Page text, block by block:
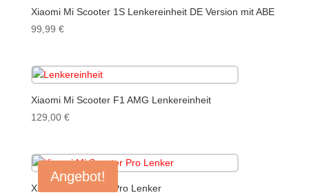
Xiaomi Mi Scooter 1S Lenkereinheit DE Version mit ABE
99,99 €
Xiaomi Mi Scooter F1 AMG Lenkereinheit
129,00 €
Angebot!
Xiaomi Mi Scooter Pro Lenker